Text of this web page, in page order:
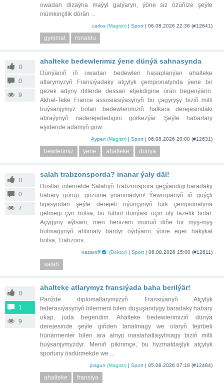
owadan dizaýna maýyl galýaryn, ýöne siz özüňize şeýle
mümkinçilik dörän ...
carlos (Magistr) |Sport | 06.08.2026 22:36 (#12641)
gymmat ronaldu
0
0
9
ahalteke bedewlerimiz ýene dünýä sahnasynda
Dünýäniň iň owadan bedewleri hasaplanýan ahalteke
atlarymyzyň Fransiýadaky atçylyk çempionatynda ýene bir
gezek adyny dillerde dessan etjekdigine örän begenýärin.
Akhal-Teke France assosiasiýasynyň bu çagyryşy biziň milli
buýsanjymyz bolan bedewlerimiziň halkara derejesindäki
abraýynyň näderejededigini görkezýär. Şeýle habarlary
eşidende adamyň göw...
Ayperi (Magistr) |Sport | 06.08.2026 20:00 (#12631)
bewlerimiz yene ahalteke dunya
0
0
7
salah trabzonsporda? inanar ýaly däl!
Dostlar, internetde Salahyň Trabzonspora geçýändigi baradaky
habary görüp, gözüme ynanmadym! Ýewropanyň iň güýçli
ligasyndan şeýle derejeli oýunçynyň türk çempionatyna
gelmegi çyn bolsa, bu futbol dünýäsi üçin uly täzelik bolar.
Açygyny aýtsam, men henizem munuň diňe bir myş-myş
bolmagynyň ähtimaly bardyr öýdýärin, ýöne eger hakykat
bolsa, Trabzons...
nazaroff (Doktor) |Sport | 06.08.2026 15:00 (#12611)
salah
0
1
9
ahalteke atlarymyz fransiýada baha berilýär!
Parižde diplomatlarymyzyň Fransiýanyň Atçylyk
federasiýasynyň bilermeni bilen duşuşandygy baradaky habary
okap, juda begendim. Ahalteke bedewlerimiziň dünýä
derejesinde şeýle giňden tanalmagy we olaryň tejribeli
hünärmenler bilen ara alnyp maslahatlaşylmagy biziň milli
buýsanjymyzdyr. Meniň pikirimçe, bu hyzmatdaşlyk atçylyk
sportuny ösdürmekde we ...
josgun (Magistr) |Sport | 05.08.2026 07:18 (#12484)
ahalteke fransiya